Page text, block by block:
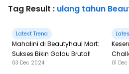
Tag Result : ulang tahun
Latest Trend
Mahalini di Beautyhaul Mart:
Sukses Bikin Galau Brutal!
03 Dec 2024 01